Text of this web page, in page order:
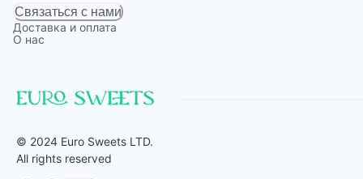
Связаться с нами
Доставка и оплата
О нас
© 2024 Euro Sweets LTD.
All rights reserved